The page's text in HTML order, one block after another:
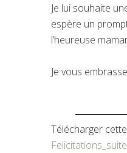
Je lui souhaite
espère un
l’heureuse
Je vous
Télécharger